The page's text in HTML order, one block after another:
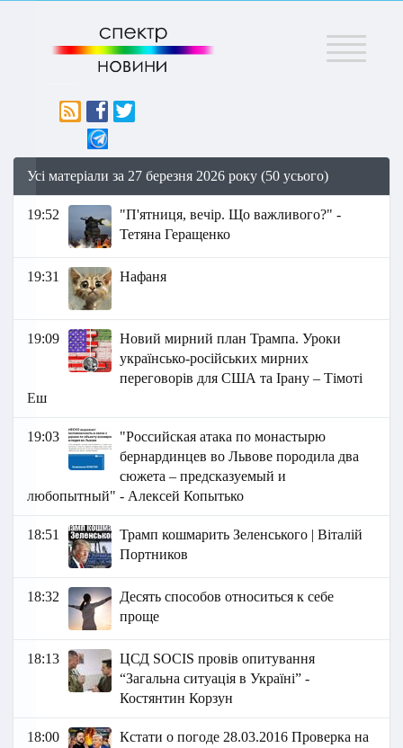
Меню
Усі матеріали за 27 березня 2026 року (50 усього)
19:52
"П'ятниця, вечір. Що важливого?" -
Тетяна Геращенко
19:31 Нафаня
19:09
Новий мирний план Трампа. Уроки
українсько-російських мирних
переговорів для США та Ірану – Тімоті
Еш
19:03
"Российская атака по монастырю
бернардинцев во Львове породила два
сюжета – предсказуемый и
любопытный" - Алексей Копытько
18:51
Трамп кошмарить Зеленського | Віталій
Портников
18:32
Десять способов относиться к себе
проще
18:13
ЦСД SOCIS провів опитування
“Загальна ситуація в Україні” -
Костянтин Корзун
18:00
Кстати о погоде 28.03.2016 Проверка на